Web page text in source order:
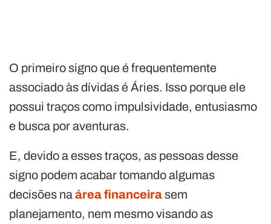
O primeiro signo que é frequentemente
associado às dívidas é Áries. Isso porque ele
possui traços como impulsividade, entusiasmo
e busca por aventuras.
E, devido a esses traços, as pessoas desse
signo podem acabar tomando algumas
decisões naárea financeirasem
planejamento, nem mesmo visando as